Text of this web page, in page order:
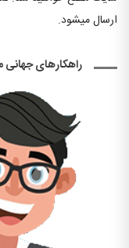
ارسال میشود.
راهکارهای جهانی